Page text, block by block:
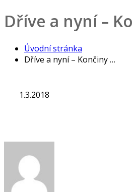
Dříve a nyní –
Úvodní stránka
Dříve a nyní – Končiny …
1.3.2018